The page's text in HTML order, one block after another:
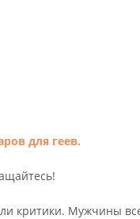
для геев.
критики. Мужчины